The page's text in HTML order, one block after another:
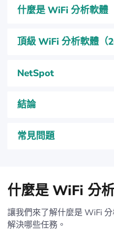
什麼是 WiFi 分析軟體
頂級 WiFi 分析軟體（
NetSpot
結論
常見問題
什麼是 WiFi 分
讓我們來了解什麼是 WiFi
解決哪些任務。